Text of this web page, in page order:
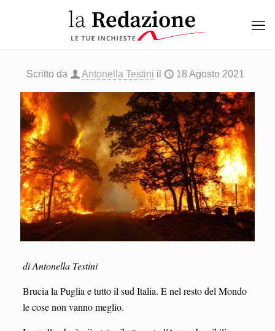
Scritto da Antonella Testini il 18 Agosto 2021
di Antonella Testini
Brucia la Puglia e tutto il sud Italia. E nel resto del Mondo
le cose non vanno meglio.